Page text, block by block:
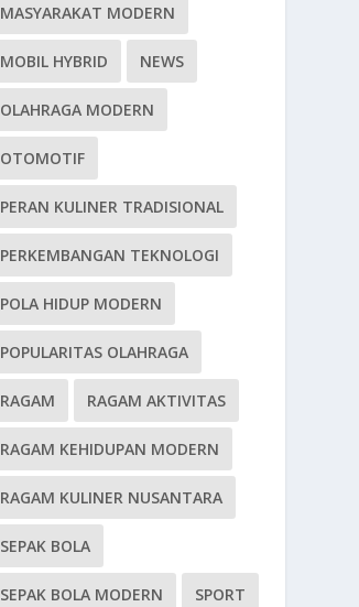
MASYARAKAT MODERN
MOBIL HYBRID NEWS
OLAHRAGA MODERN
OTOMOTIF
PERAN KULINER TRADISIONAL
PERKEMBANGAN TEKNOLOGI
POLA HIDUP MODERN
POPULARITAS OLAHRAGA
RAGAM RAGAM AKTIVITAS
RAGAM KEHIDUPAN MODERN
RAGAM KULINER NUSANTARA
SEPAK BOLA
SEPAK BOLA MODERN SPORT